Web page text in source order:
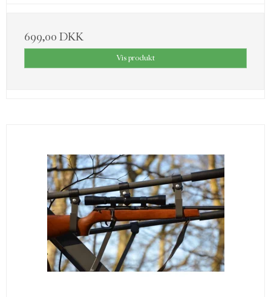
699,00 DKK
Vis produkt